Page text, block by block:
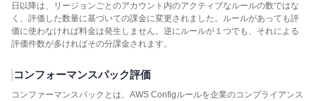
日以降は、リージョンごとのアカウント内のアクティブなルールの数ではな
く、評価した数量に基づいての課金に変更されました。ルールがあっても評
価に使わなければ料金は発生しません。逆にルールが１つでも、それによる
評価件数が多ければその分課金されます。
コンフォーマンスパック評価
コンファーマンスパックとは、AWS Configルールを企業のコンプライアンス